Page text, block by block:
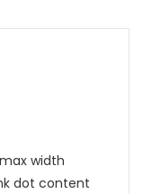
width
dot content